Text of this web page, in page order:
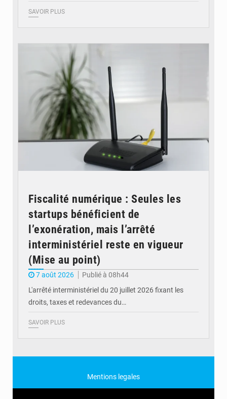
SAVOIR PLUS
Fiscalité numérique : Seules les
startups bénéficient de
l’exonération, mais l’arrêté
interministériel reste en vigueur
(Mise au point)
7 août 2026
Publié à 08h44
L'arrêté interministériel du 20 juillet 2026 fixant les
droits, taxes et redevances du…
SAVOIR PLUS
Mentions legales